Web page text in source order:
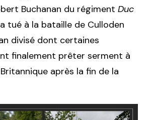
Buchanan du régiment Duc
tué à la bataille de Culloden
divisé dont certaines
finalement prêter serment à
après la fin de la